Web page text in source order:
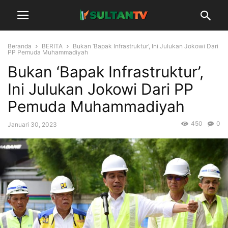
Beranda BERITA
Bukan ‘Bapak Infrastruktur’, Ini Julukan Jokowi Dari
PP Pemuda Muhammadiyah
Bukan ‘Bapak Infrastruktur’,
Ini Julukan Jokowi Dari PP
Pemuda Muhammadiyah
Januari 30, 2023 0
450